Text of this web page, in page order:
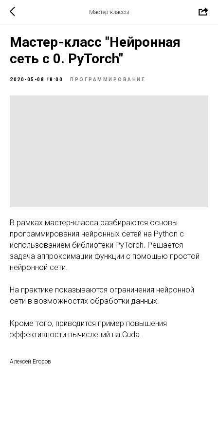
Мастер-классы
Мастер-класс "Нейронная
сеть с 0. PyTorch"
2020-05-08 18:00 ПРОГРАММИРОВАНИЕ
В рамках мастер-класса разбираются основы
программирования нейронных сетей на Python с
использованием библиотеки PyTorch. Решается
задача аппроксимации функции с помощью простой
нейронной сети.
На практике показываются ограничения нейронной
сети в возможностях обработки данных.
Кроме того, приводится пример повышения
эффективности вычислений на Cuda.
Алексей Егоров